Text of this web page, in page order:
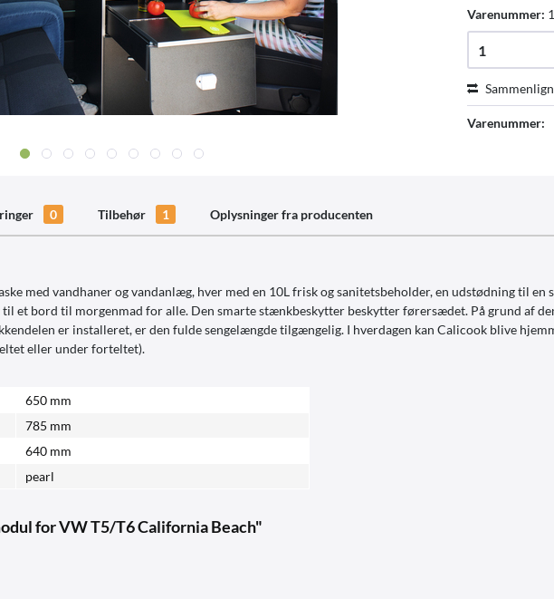
Varenummer:
Sammenlign
Varenummer:
0 Tilbehør 1 Oplysninger fra producenten
med vandhaner og vandanlæg, hver med en 10L frisk og sanitetsbeholder, en udstødning til
et bord til morgenmad for alle. Den smarte stænkbeskytter beskytter førersædet. På grund af
er installeret, er den fulde sengelængde tilgængelig. I hverdagen kan Calicook blive
eller under forteltet).
650 mm
785 mm
640 mm
pearl
for VW T5/T6 California Beach"